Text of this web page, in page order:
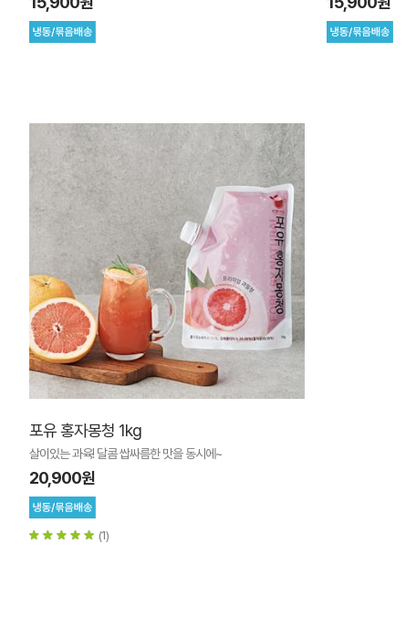
포유 홍자몽청 1kg
살이있는 과육! 달콤 쌉싸름한 맛을 동시에~
20,900원
(1)